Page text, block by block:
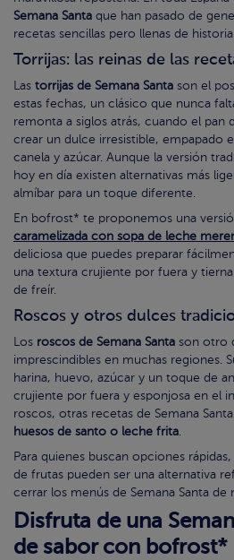
Semana Santa que han pasado de
recetas sencillas pero llenas de historia.
Torrijas: las reinas de las
Las torrijas de Semana Santa son el
estas fechas, un clásico que nunca
remonta a siglos atrás, cuando el pan
crear un dulce irresistible, empapado
canela y azúcar. Aunque la versión
hoy en día existen alternativas más
almíbar para un toque diferente.
En bofrost* te proponemos una
caramelizada con sopa de leche
deliciosa que puedes preparar
una textura crujiente por fuera y
de freír.
Roscos y otros dulces
Los roscos de Semana Santa son otro
imprescindibles en muchas regiones.
harina, huevo, azúcar y un toque de
crujiente por fuera y esponjosa en el
roscos, otras recetas de Semana
huesos de santo o leche frita.
Para quienes buscan opciones
de frutas pueden ser una alternativa
cerrar los menús de Semana Santa de
Disfruta de una
de sabor con bofrost*